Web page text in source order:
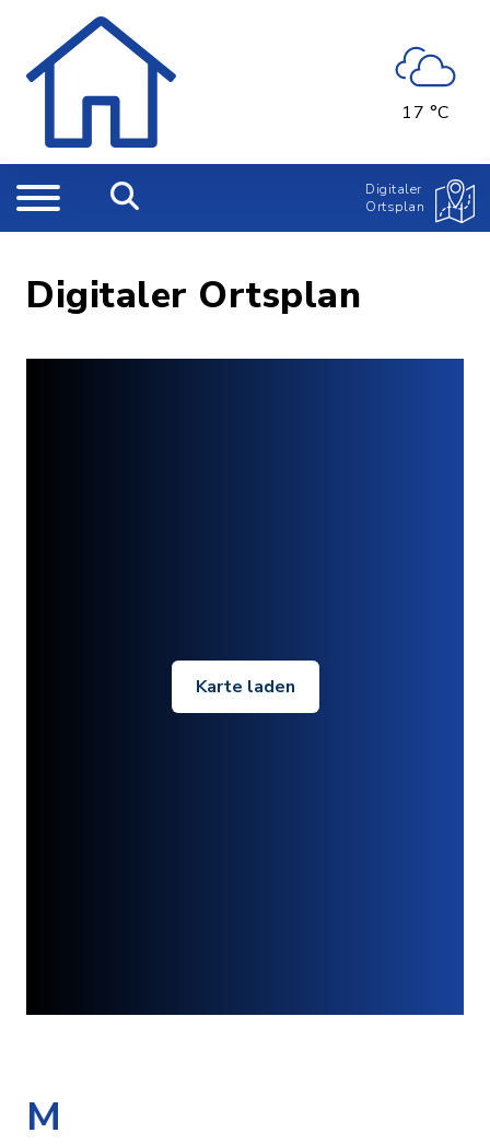
17 °C
Digitaler
Ortsplan
Digitaler Ortsplan
Karte laden
M